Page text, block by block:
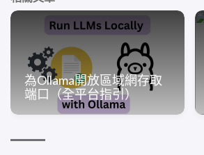
為Ollama開放區域網存取
端口（全平台指引）